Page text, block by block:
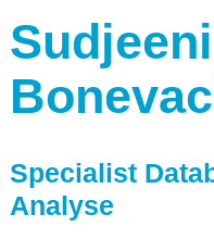
Sudjeeni
Specialist
Analyse